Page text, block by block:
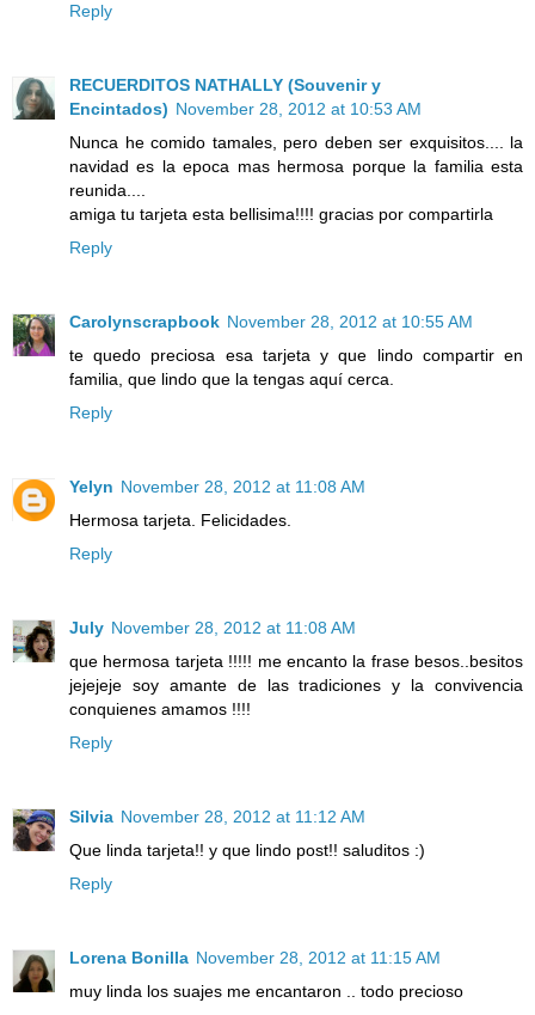
Reply
RECUERDITOS NATHALLY (Souvenir y
Encintados) November 28, 2012 at 10:53 AM
Nunca he comido tamales, pero deben ser exquisitos.... la
navidad es la epoca mas hermosa porque la familia esta
reunida....
amiga tu tarjeta esta bellisima!!!! gracias por compartirla
Reply
Carolynscrapbook November 28, 2012 at 10:55 AM
te quedo preciosa esa tarjeta y que lindo compartir en
familia, que lindo que la tengas aquí cerca.
Reply
Yelyn November 28, 2012 at 11:08 AM
Hermosa tarjeta. Felicidades.
Reply
July November 28, 2012 at 11:08 AM
que hermosa tarjeta !!!!! me encanto la frase besos..besitos
jejejeje soy amante de las tradiciones y la convivencia
conquienes amamos !!!!
Reply
Silvia November 28, 2012 at 11:12 AM
Que linda tarjeta!! y que lindo post!! saluditos :)
Reply
Lorena Bonilla November 28, 2012 at 11:15 AM
muy linda los suajes me encantaron .. todo precioso